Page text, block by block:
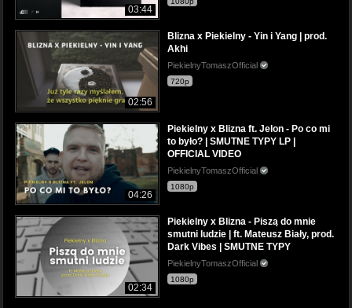
03:44
02:56
Blizna x Piekielny - Yin i Yang | prod.
Akhi
PiekielnyTomaszOfficial
720p
04:26
Piekielny x Blizna ft. Jelon - Po co mi
to było? | SMUTNE TYPY LP |
OFFICIAL VIDEO
PiekielnyTomaszOfficial
1080p
02:34
Piekielny x Blizna - Piszą do mnie
smutni ludzie | ft. Mateusz Biały, prod.
Dark Vibes | SMUTNE TYPY
PiekielnyTomaszOfficial
1080p